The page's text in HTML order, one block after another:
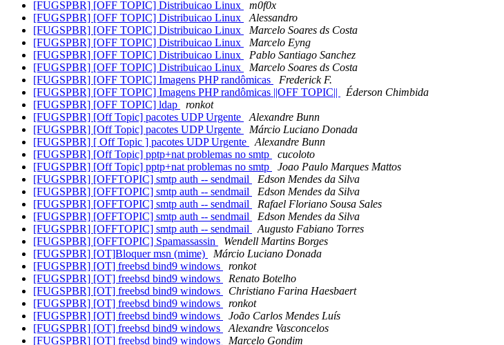
[FUGSPBR] [OFF TOPIC] Distribuicao Linux
m0f0x
[FUGSPBR] [OFF TOPIC] Distribuicao Linux
Alessandro
[FUGSPBR] [OFF TOPIC] Distribuicao Linux
Marcelo Soares ds Costa
[FUGSPBR] [OFF TOPIC] Distribuicao Linux
Marcelo Eyng
[FUGSPBR] [OFF TOPIC] Distribuicao Linux
Pablo Santiago Sanchez
[FUGSPBR] [OFF TOPIC] Distribuicao Linux
Marcelo Soares ds Costa
[FUGSPBR] [OFF TOPIC] Imagens PHP randômicas
Frederick F.
[FUGSPBR] [OFF TOPIC] Imagens PHP randômicas ||OFF TOPIC||
Éderson Chimbida
[FUGSPBR] [OFF TOPIC] ldap
ronkot
[FUGSPBR] [Off Topic] pacotes UDP Urgente
Alexandre Bunn
[FUGSPBR] [Off Topic] pacotes UDP Urgente
Márcio Luciano Donada
[FUGSPBR] [ Off Topic ] pacotes UDP Urgente
Alexandre Bunn
[FUGSPBR] [Off Topic] pptp+nat problemas no smtp
cucoloto
[FUGSPBR] [Off Topic] pptp+nat problemas no smtp
Joao Paulo Marques Mattos
[FUGSPBR] [OFFTOPIC] smtp auth -- sendmail
Edson Mendes da Silva
[FUGSPBR] [OFFTOPIC] smtp auth -- sendmail
Edson Mendes da Silva
[FUGSPBR] [OFFTOPIC] smtp auth -- sendmail
Rafael Floriano Sousa Sales
[FUGSPBR] [OFFTOPIC] smtp auth -- sendmail
Edson Mendes da Silva
[FUGSPBR] [OFFTOPIC] smtp auth -- sendmail
Augusto Fabiano Torres
[FUGSPBR] [OFFTOPIC] Spamassassin
Wendell Martins Borges
[FUGSPBR] [OT]Bloquer msn (mime)
Márcio Luciano Donada
[FUGSPBR] [OT] freebsd bind9 windows
ronkot
[FUGSPBR] [OT] freebsd bind9 windows
Renato Botelho
[FUGSPBR] [OT] freebsd bind9 windows
Christiano Farina Haesbaert
[FUGSPBR] [OT] freebsd bind9 windows
ronkot
[FUGSPBR] [OT] freebsd bind9 windows
João Carlos Mendes Luís
[FUGSPBR] [OT] freebsd bind9 windows
Alexandre Vasconcelos
[FUGSPBR] [OT] freebsd bind9 windows
Marcelo Gondim